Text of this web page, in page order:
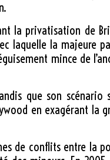
la privatisation de
laquelle la majeure
mince de
que son scénario
en exagérant la
de conflits entre la